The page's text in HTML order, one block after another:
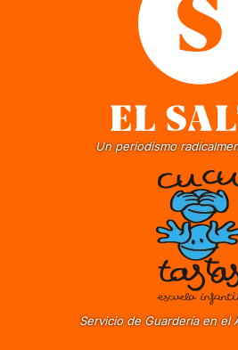
Un periodismo
Servicio de Guardería en el